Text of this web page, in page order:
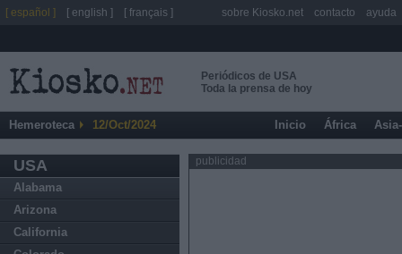
Periódicos de USA
Toda la prensa de hoy
Hemeroteca 12/Oct/2024 Inicio África
USA
Alabama
Arizona
California
publicidad
[ español ] [ english ] [ français ] sobre Kiosko.net contacto ayuda